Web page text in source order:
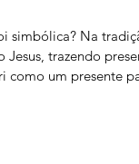
simbólica? Na
trazendo
um presente